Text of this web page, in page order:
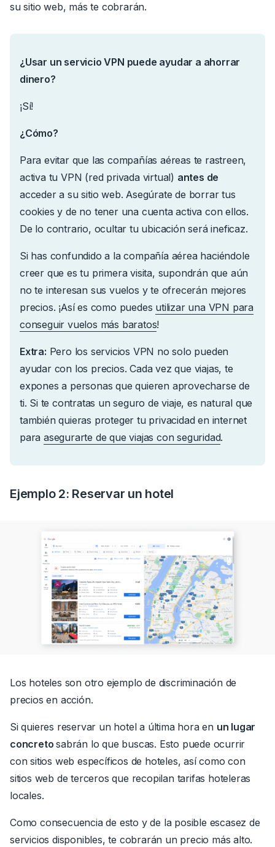
su sitio web, más te cobrarán.
¿Usar un servicio VPN puede ayudar a ahorrar
dinero?
¡Sí!
¿Cómo?
Para evitar que las compañías aéreas te rastreen,
activa tu VPN (red privada virtual) antes de
acceder a su sitio web. Asegúrate de borrar tus
cookies y de no tener una cuenta activa con ellos.
De lo contrario, ocultar tu ubicación será ineficaz.
Si has confundido a la compañía aérea haciéndole
creer que es tu primera visita, supondrán que aún
no te interesan sus vuelos y te ofrecerán mejores
precios. ¡Así es como puedes utilizar una VPN para
conseguir vuelos más baratos!
Extra: Pero los servicios VPN no solo pueden
ayudar con los precios. Cada vez que viajas, te
expones a personas que quieren aprovecharse de
ti. Si te contratas un seguro de viaje, es natural que
también quieras proteger tu privacidad en internet
para asegurarte de que viajas con seguridad.
Ejemplo 2: Reservar un hotel
Los hoteles son otro ejemplo de discriminación de
precios en acción.
Si quieres reservar un hotel a última hora en un lugar
concretosabrán lo que buscas. Esto puede ocurrir
con sitios web específicos de hoteles, así como con
sitios web de terceros que recopilan tarifas hoteleras
locales.
Como consecuencia de esto y de la posible escasez de
servicios disponibles, te cobrarán un precio más alto.